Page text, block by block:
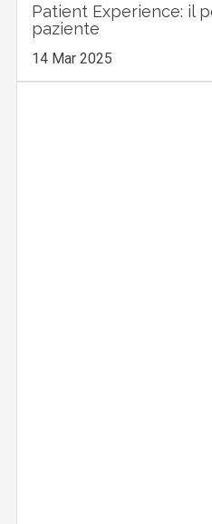
Patient Experience: il
paziente
14 Mar 2025